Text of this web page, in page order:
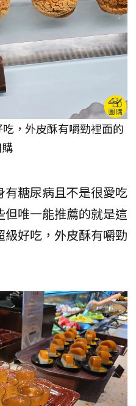
，外皮酥有嚼勁裡面的
糖尿病且不是很愛吃
唯一能推薦的就是這
好吃，外皮酥有嚼勁